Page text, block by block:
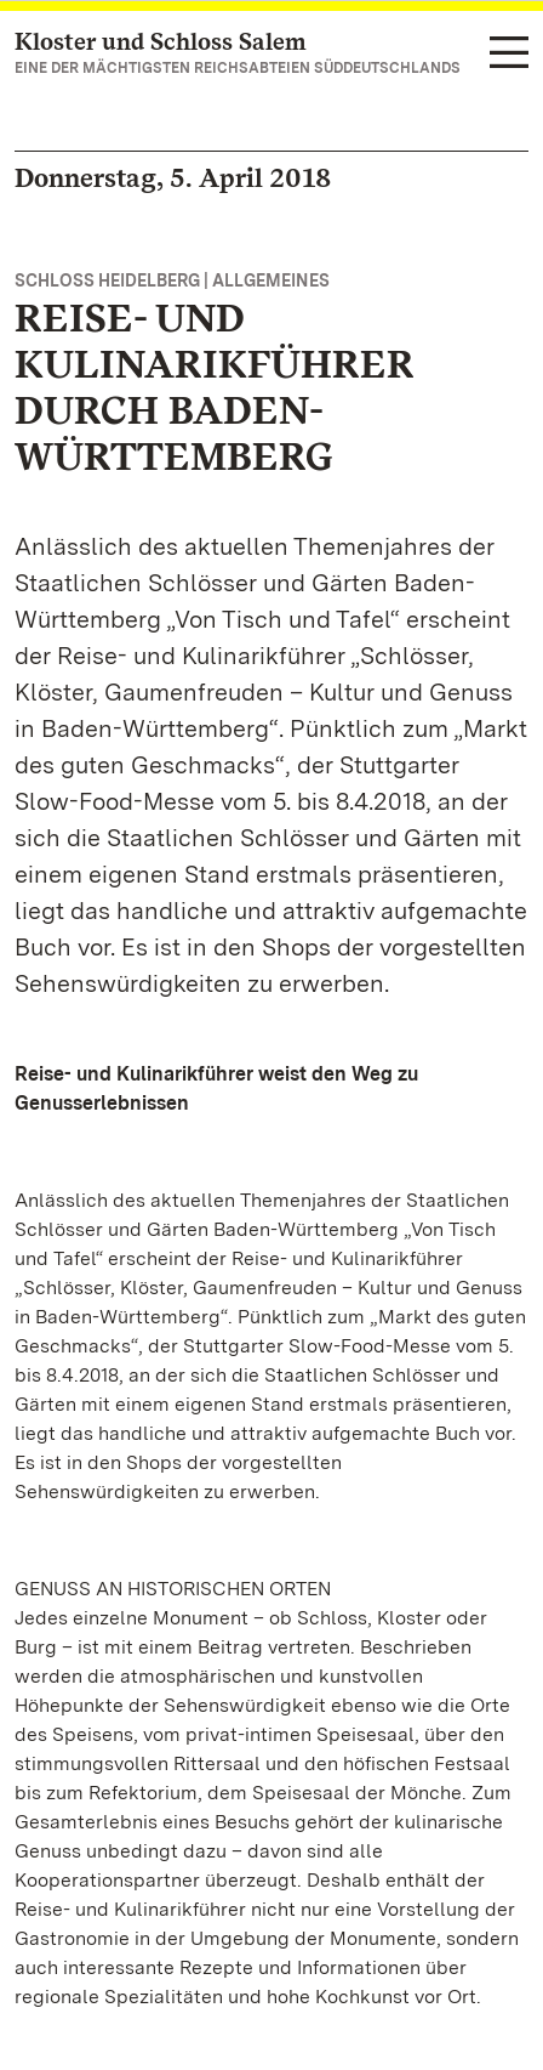
Zum Hauptinhalt springen
Kloster und Schloss Salem
EINE DER MÄCHTIGSTEN REICHSABTEIEN SÜDDEUTSCHLANDS
Donnerstag, 5. April 2018
SCHLOSS HEIDELBERG | ALLGEMEINES
REISE- UND
KULINARIKFÜHRER
DURCH BADEN-
WÜRTTEMBERG
Anlässlich des aktuellen Themenjahres der
Staatlichen Schlösser und Gärten Baden-
Württemberg „Von Tisch und Tafel“ erscheint
der Reise- und Kulinarikführer „Schlösser,
Klöster, Gaumenfreuden – Kultur und Genuss
in Baden-Württemberg“. Pünktlich zum „Markt
des guten Geschmacks“, der Stuttgarter
Slow-Food-Messe vom 5. bis 8.4.2018, an der
sich die Staatlichen Schlösser und Gärten mit
einem eigenen Stand erstmals präsentieren,
liegt das handliche und attraktiv aufgemachte
Buch vor. Es ist in den Shops der vorgestellten
Sehenswürdigkeiten zu erwerben.
Reise- und Kulinarikführer weist den Weg zu
Genusserlebnissen
Anlässlich des aktuellen Themenjahres der Staatlichen
Schlösser und Gärten Baden-Württemberg „Von Tisch
und Tafel“ erscheint der Reise- und Kulinarikführer
„Schlösser, Klöster, Gaumenfreuden – Kultur und Genuss
in Baden-Württemberg“. Pünktlich zum „Markt des guten
Geschmacks“, der Stuttgarter Slow-Food-Messe vom 5.
bis 8.4.2018, an der sich die Staatlichen Schlösser und
Gärten mit einem eigenen Stand erstmals präsentieren,
liegt das handliche und attraktiv aufgemachte Buch vor.
Es ist in den Shops der vorgestellten
Sehenswürdigkeiten zu erwerben.
GENUSS AN HISTORISCHEN ORTEN
Jedes einzelne Monument – ob Schloss, Kloster oder
Burg – ist mit einem Beitrag vertreten. Beschrieben
werden die atmosphärischen und kunstvollen
Höhepunkte der Sehenswürdigkeit ebenso wie die Orte
des Speisens, vom privat-intimen Speisesaal, über den
stimmungsvollen Rittersaal und den höfischen Festsaal
bis zum Refektorium, dem Speisesaal der Mönche. Zum
Gesamterlebnis eines Besuchs gehört der kulinarische
Genuss unbedingt dazu – davon sind alle
Kooperationspartner überzeugt. Deshalb enthält der
Reise- und Kulinarikführer nicht nur eine Vorstellung der
Gastronomie in der Umgebung der Monumente, sondern
auch interessante Rezepte und Informationen über
regionale Spezialitäten und hohe Kochkunst vor Ort.